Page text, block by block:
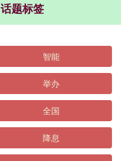
话题标签
智能
举办
全国
降息